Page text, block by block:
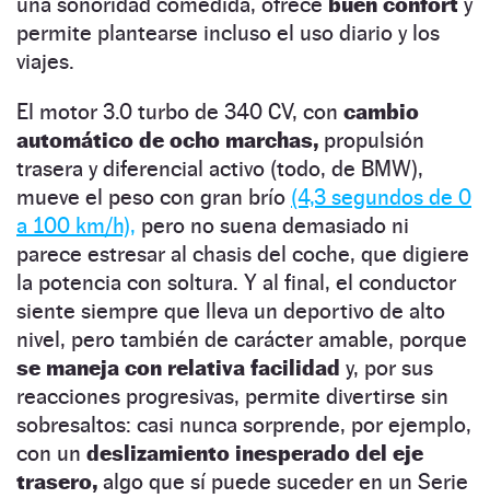
permite plantearse incluso el uso diario y los
viajes.
El motor 3.0 turbo de 340 CV, con cambio
automático de ocho marchas, propulsión
trasera y diferencial activo (todo, de BMW),
mueve el peso con gran brío (4,3 segundos de 0
a 100 km/h), pero no suena demasiado ni
parece estresar al chasis del coche, que digiere
la potencia con soltura. Y al final, el conductor
siente siempre que lleva un deportivo de alto
nivel, pero también de carácter amable, porque
se maneja con relativa facilidad y, por sus
reacciones progresivas, permite divertirse sin
sobresaltos: casi nunca sorprende, por ejemplo,
con un deslizamiento inesperado del eje
trasero, algo que sí puede suceder en un Serie